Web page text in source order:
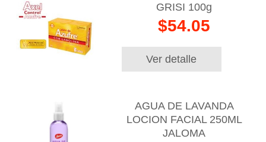
GRISI 100g
$54.05
Ver detalle
AGUA DE LAVANDA
LOCION FACIAL 250ML
JALOMA